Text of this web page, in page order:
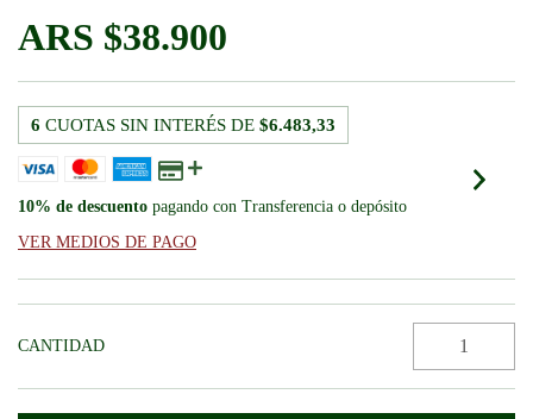
$38.900
6 CUOTAS SIN INTERÉS DE $6.483,33
10% de descuento pagando con Transferencia o depósito
VER MEDIOS DE PAGO
CANTIDAD